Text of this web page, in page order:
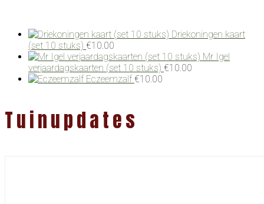
Driekoningen kaart
(set 10 stuks) €10.00
Mr Igel
verjaardagskaarten (set 10 stuks) €10.00
Eczeemzalf €10.00
Tuinupdates